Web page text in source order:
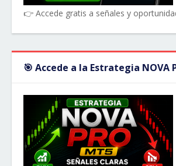
👉 Accede gratis a señales y
🎯 Accede a la Estrategia NOVA